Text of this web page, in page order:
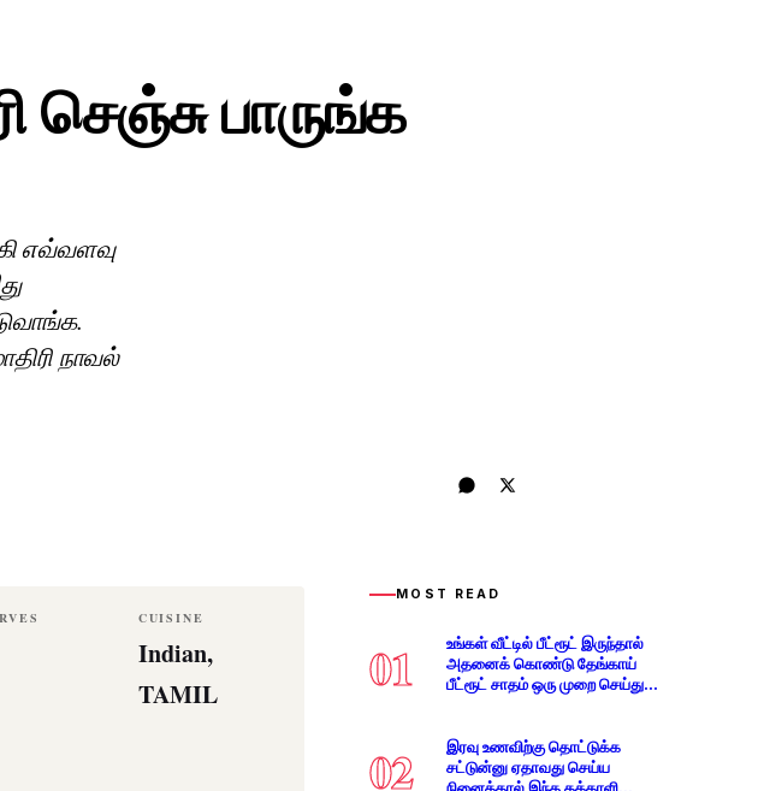
செஞ்சு பாருங்க
எவ்வளவு
நாவல்
CUISINE
Indian,
TAMIL
MOST READ
01
உங்கள் வீட்டில் பீட்ரூட் இருந்தால்
அதனைக் கொண்டு தேங்காய்
பீட்ரூட் சாதம் ஒரு முறை செய்து
02
இரவு உணவிற்கு தொட்டுக்க
சட்டுன்னு ஏதாவது செய்ய